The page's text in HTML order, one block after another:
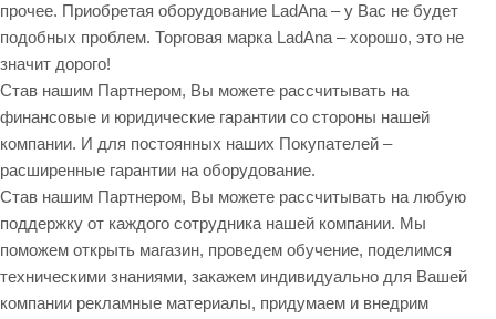
прочее. Приобретая оборудование LadAna – у Вас не будет
подобных проблем. Торговая марка LadAna – хорошо, это не
значит дорого!
Став нашим Партнером, Вы можете рассчитывать на
финансовые и юридические гарантии со стороны нашей
компании. И для постоянных наших Покупателей –
расширенные гарантии на оборудование.
Став нашим Партнером, Вы можете рассчитывать на любую
поддержку от каждого сотрудника нашей компании. Мы
поможем открыть магазин, проведем обучение, поделимся
техническими знаниями, закажем индивидуально для Вашей
компании рекламные материалы, придумаем и внедрим